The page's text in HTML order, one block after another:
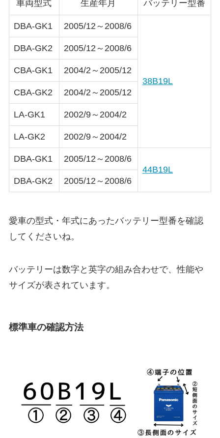
車両型式 生産年月 バッテリー型番
DBA-GK1 2005/12～2008/6
38B19L
DBA-GK2 2005/12～2008/6
CBA-GK1 2004/2～2005/12
CBA-GK2 2004/2～2005/12
LA-GK1 2002/9～2004/2
LA-GK2 2002/9～2004/2
DBA-GK1
2005/12～2008/6
44B19L
DBA-GK2
2005/12～2008/6
愛車の型式・年式にあったバッテリー型番を確認
してくださいね。
バッテリーは数字と英字の組み合わせで、性能や
サイズが表されています。
標準車の確認方法